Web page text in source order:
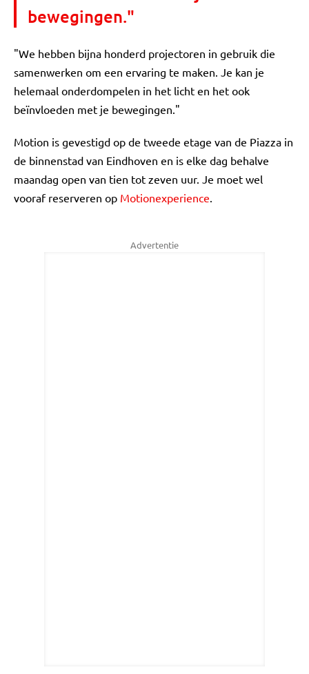
bewegingen."
"We hebben bijna honderd projectoren in gebruik die
samenwerken om een ervaring te maken. Je kan je
helemaal onderdompelen in het licht en het ook
beïnvloeden met je bewegingen."
Motion is gevestigd op de tweede etage van de Piazza in
de binnenstad van Eindhoven en is elke dag behalve
maandag open van tien tot zeven uur. Je moet wel
vooraf reserveren op Motionexperience.
Advertentie